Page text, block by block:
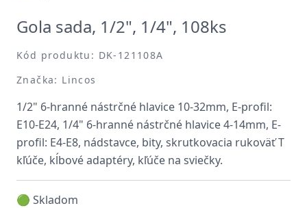
Gola sada, 1/2", 1/4", 108ks
Kód produktu: DK-121108A
Značka: Lincos
1/2" 6-hranné nástrčné hlavice 10-32mm, E-profil:
E10-E24, 1/4" 6-hranné nástrčné hlavice 4-14mm, E-
profil: E4-E8, nádstavce, bity, skrutkovacia rukoväť T
kľúče, kĺbové adaptéry, kľúče na sviečky.
🟢 Skladom